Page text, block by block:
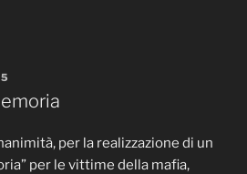
per la realizzazione di un
per le vittime della mafia,